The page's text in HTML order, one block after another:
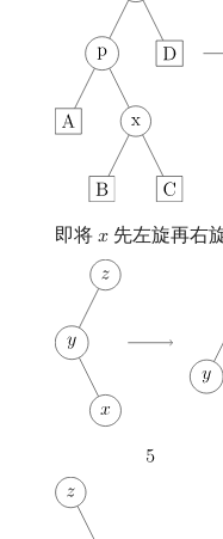
即将 𝑥
x 先左旋再右